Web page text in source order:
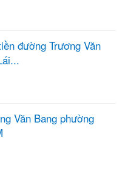
đường Trương Văn
Văn Bang phường